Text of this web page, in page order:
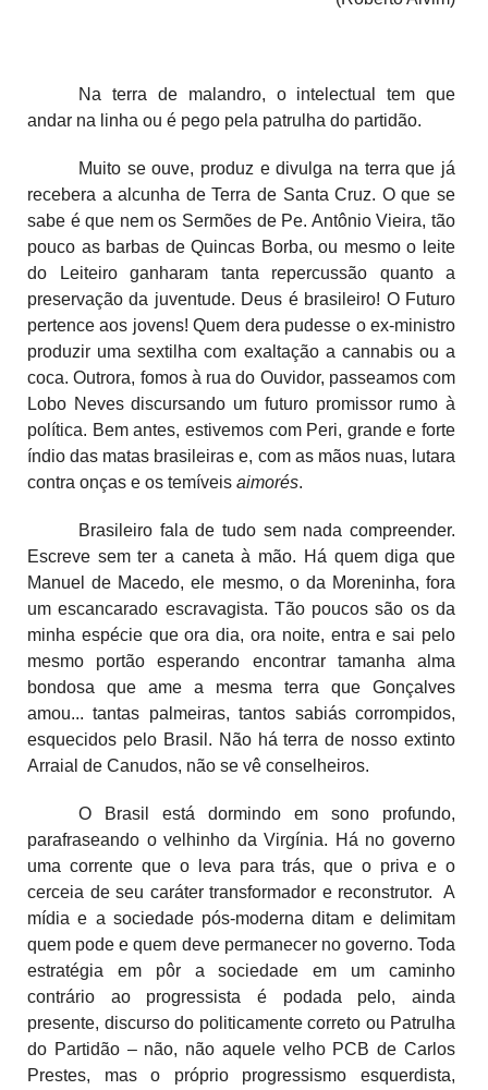
Na terra de malandro, o intelectual tem que
andar na linha ou é pego pela patrulha do partidão.
Muito se ouve, produz e divulga na terra que já
recebera a alcunha deTerra de Santa Cruz. O que se
sabe é que nem os Sermões de Pe. Antônio Vieira, tão
pouco as barbas de Quincas Borba, ou mesmo o leite
do Leiteiro ganharam tanta repercussão quanto a
preservação da juventude. Deus é brasileiro! O Futuro
pertence aos jovens! Quem dera pudesse o ex-ministro
produzir uma sextilha com exaltação a cannabis ou a
coca. Outrora, fomos à rua do Ouvidor, passeamos com
Lobo Neves discursando um futuro promissor rumo à
política. Bem antes, estivemos com Peri, grande e forte
índio das matas brasileiras e, com as mãos nuas, lutara
contra onças e os temíveis aimorés.
Brasileiro fala de tudo sem nada compreender.
Escreve sem ter a caneta à mão. Há quem diga que
Manuel de Macedo, ele mesmo, o da Moreninha, fora
um escancarado escravagista. Tão poucos são os da
minha espécie que ora dia, ora noite, entra e sai pelo
mesmo portão esperando encontrar tamanha alma
bondosa que ame a mesma terra que Gonçalves
amou... tantas palmeiras, tantos sabiás corrompidos,
esquecidos pelo Brasil. Não há terra de nosso extinto
Arraial de Canudos, não se vê conselheiros.
O Brasil está dormindo em sono profundo,
parafraseando o velhinho da Virgínia. Há no governo
uma corrente que o leva para trás, que o priva e o
cerceia de seu caráter transformador e reconstrutor. A
mídia e a sociedade pós-moderna ditam e delimitam
quem pode e quem deve permanecer no governo. Toda
estratégia em pôr a sociedade em um caminho
contrário ao progressista é podada pelo, ainda
presente, discurso do politicamente correto ou Patrulha
do Partidão – não, não aquele velho PCB de Carlos
Prestes, mas o próprio progressismo esquerdista,